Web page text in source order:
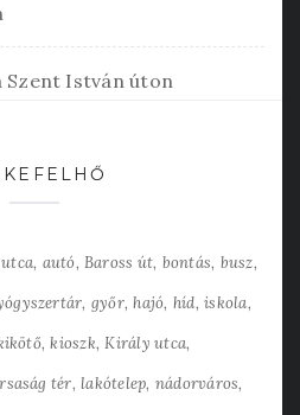
Szent István úton
autó Baross út bontás busz
győr hajó híd iskola
kioszk Király utca
tér lakótelep nádorváros